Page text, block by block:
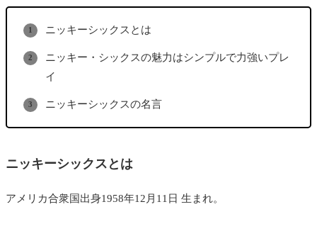
ニッキーシックスとは
ニッキー・シックスの魅力はシンプルで力強いプレ
イ
ニッキーシックスの名言
ニッキーシックスとは
アメリカ合衆国出身1958年12月11日 生まれ。